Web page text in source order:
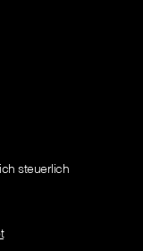
steuerlich